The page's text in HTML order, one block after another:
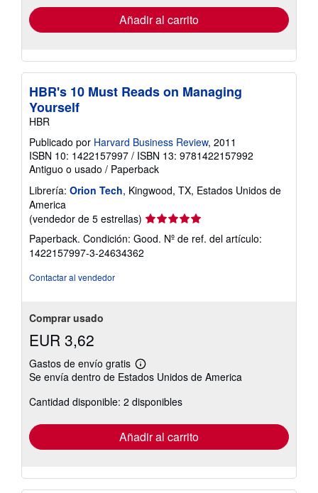
envío
Añadir al carrito
HBR's 10 Must Reads on Managing
Yourself
HBR
Publicado por Harvard Business Review, 2011
ISBN 10: 1422157997 / ISBN 13: 9781422157992
Antiguo o usado / Paperback
Librería: Orion Tech, Kingwood, TX, Estados Unidos de
America
(vendedor de 5 estrellas) Calificación
del
vendedor:
Paperback. Condición: Good. Nº de ref. del artículo:
1422157997-3-24634362
Contactar al vendedor
Comprar usado
EUR 3,62
Gastos de envío gratis
Más
información
las
tarifas
envío
Se envía dentro de Estados Unidos de America
Cantidad disponible: 2 disponibles
Añadir al carrito